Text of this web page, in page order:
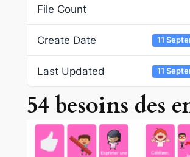
File Count
Create Date 11
Last Updated 11
54 besoins des